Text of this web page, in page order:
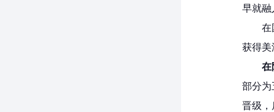
早就融
在
获得美
在
部分为
晋级，